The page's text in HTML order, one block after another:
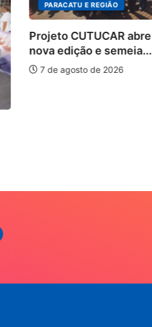
PARACATU E REGIÃO
Projeto CUTUCAR abre
nova edição e semeia...
7 de agosto de 2026